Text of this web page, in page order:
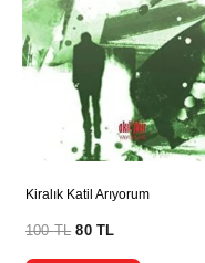
Kiralık Katil Arıyorum
100TL 80TL